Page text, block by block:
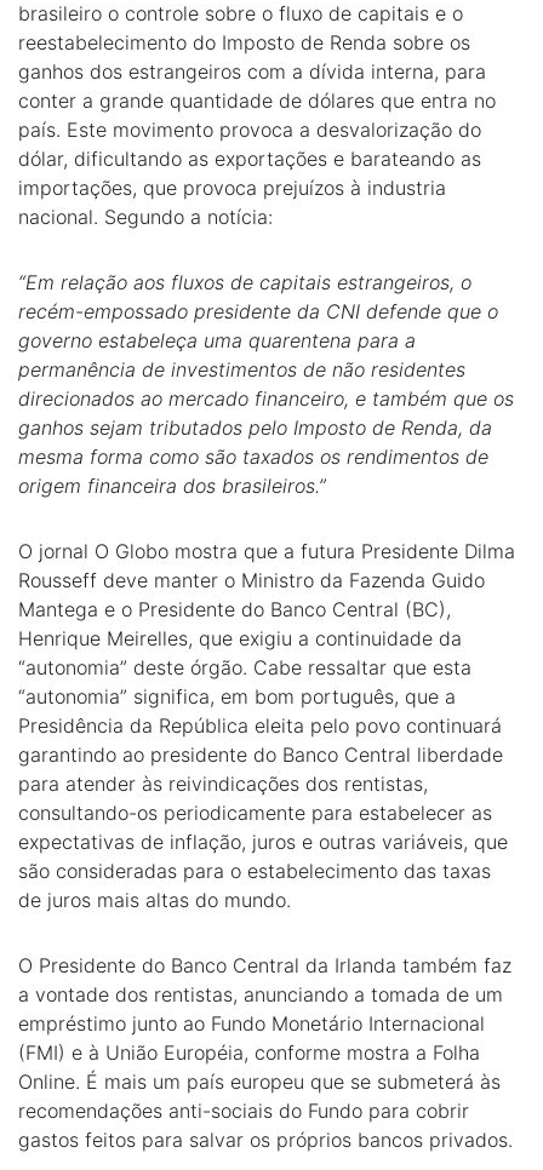
brasileiro o controle sobre o fluxo de capitais e o
reestabelecimento do Imposto de Renda sobre os
ganhos dos estrangeiros com a dívida interna, para
conter a grande quantidade de dólares que entra no
país. Este movimento provoca a desvalorização do
dólar, dificultando as exportações e barateando as
importações, que provoca prejuízos à industria
nacional. Segundo a notícia:
“Em relação aos fluxos de capitais estrangeiros, o
recém-empossado presidente da CNI defende que o
governo estabeleça uma quarentena para a
permanência de investimentos de não residentes
direcionados ao mercado financeiro, e também que os
ganhos sejam tributados pelo Imposto de Renda, da
mesma forma como são taxados os rendimentos de
origem financeira dos brasileiros.”
O jornal O Globo mostra que a futura Presidente Dilma
Rousseff deve manter o Ministro da Fazenda Guido
Mantega e o Presidente do Banco Central (BC),
Henrique Meirelles, que exigiu a continuidade da
“autonomia” deste órgão. Cabe ressaltar que esta
“autonomia” significa, em bom português, que a
Presidência da República eleita pelo povo continuará
garantindo ao presidente do Banco Central liberdade
para atender às reivindicações dos rentistas,
consultando-os periodicamente para estabelecer as
expectativas de inflação, juros e outras variáveis, que
são consideradas para o estabelecimento das taxas
de juros mais altas do mundo.
O Presidente do Banco Central da Irlanda também faz
a vontade dos rentistas, anunciando a tomada de um
empréstimo junto ao Fundo Monetário Internacional
(FMI) e à União Européia, conforme mostra a Folha
Online. É mais um país europeu que se submeterá às
recomendações anti-sociais do Fundo para cobrir
gastos feitos para salvar os próprios bancos privados.